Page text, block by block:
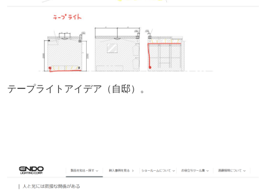
テープライトアイデア（自邸）。